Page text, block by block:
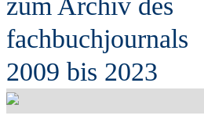
zum Archiv des
fachbuchjournals
2009 bis 2023